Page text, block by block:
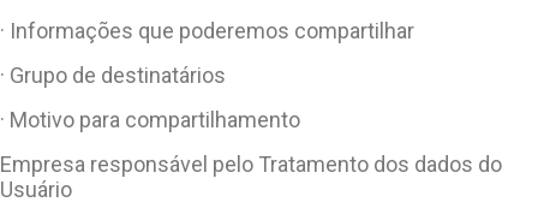
· Informações que poderemos compartilhar
· Grupo de destinatários
· Motivo para compartilhamento
Empresa responsável pelo Tratamento dos dados do
Usuário